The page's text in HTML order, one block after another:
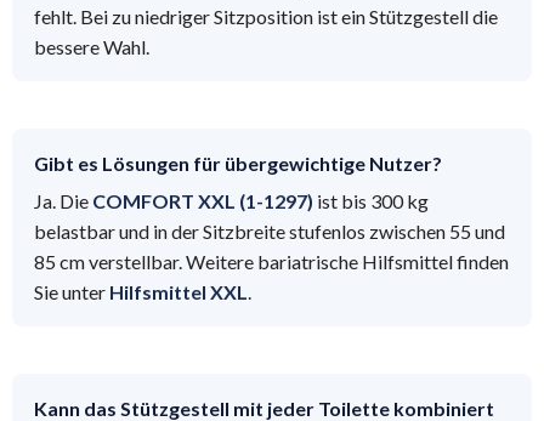
fehlt. Bei zu niedriger Sitzposition ist ein Stützgestell die
bessere Wahl.
Gibt es Lösungen für übergewichtige Nutzer?
Ja. Die COMFORT XXL (1-1297) ist bis 300 kg
belastbar und in der Sitzbreite stufenlos zwischen 55 und
85 cm verstellbar. Weitere bariatrische Hilfsmittel finden
Sie unter Hilfsmittel XXL
Kann das Stützgestell mit jeder Toilette kombiniert